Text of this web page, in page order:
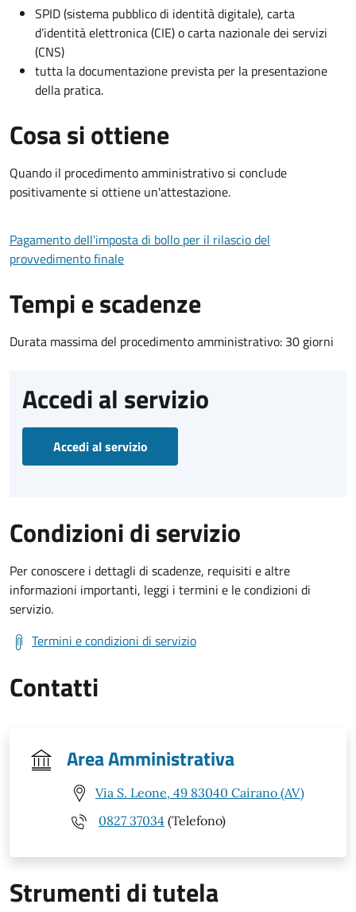
SPID (sistema pubblico di identità digitale), carta
d’identità elettronica (CIE) o carta nazionale dei servizi
(CNS)
tutta la documentazione prevista per la presentazione
della pratica.
Cosa si ottiene
Quando il procedimento amministrativo si conclude
positivamente si ottiene un'attestazione.
Pagamento dell'imposta di bollo per il rilascio del
provvedimento finale
Tempi e scadenze
Durata massima del procedimento amministrativo: 30 giorni
Accedi al servizio
Accedi al servizio
Condizioni di servizio
Per conoscere i dettagli di scadenze, requisiti e altre
informazioni importanti, leggi i termini e le condizioni di
servizio.
Termini e condizioni di servizio
Contatti
Area Amministrativa
Via S. Leone, 49 83040 Cairano (AV)
0827 37034 (Telefono)
Strumenti di tutela